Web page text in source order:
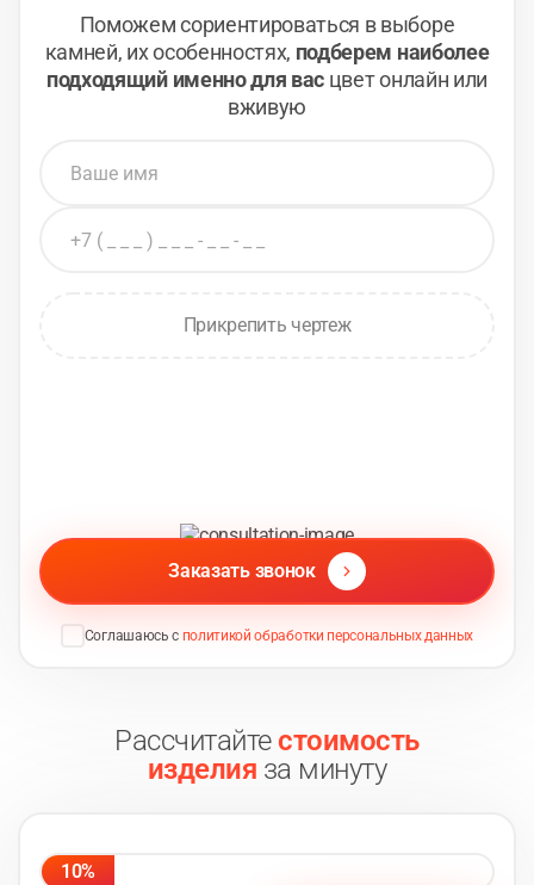
Поможем сориентироваться в выборе
камней, их особенностях, подберем наиболее
подходящий именно для вас цвет онлайн или
вживую
Прикрепить чертеж
Заказать звонок
Соглашаюсь с политикой обработки персональных данных
Рассчитайтестоимость
изделия за минуту
10%